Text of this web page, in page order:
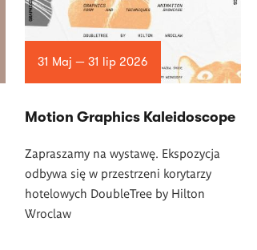
31 Maj — 31 lip 2026
Motion Graphics Kaleidoscope
Zapraszamy na wystawę. Ekspozycja
odbywa się w przestrzeni korytarzy
hotelowych DoubleTree by Hilton
Wroclaw